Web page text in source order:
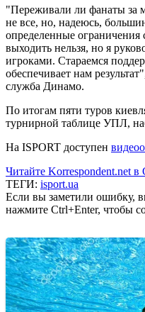
"Переживали ли фанаты за
не все, но, надеюсь,
определенные
выходить нельзя, но я
игроками. Стараемся
обеспечивает нам
служба Динамо.
По итогам пяти туров
турнирной таблице УПЛ,
На ISPORT доступен
Читайте Korrespondent.net в
ТЕГИ: isport.ua
Если вы заметили ошибку,
нажмите Ctrl+Enter, чтобы